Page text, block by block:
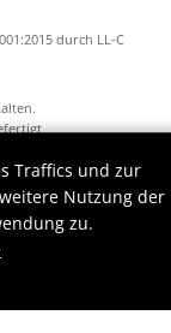
durch LL-C
Traffics und zur
Nutzung der
zu.